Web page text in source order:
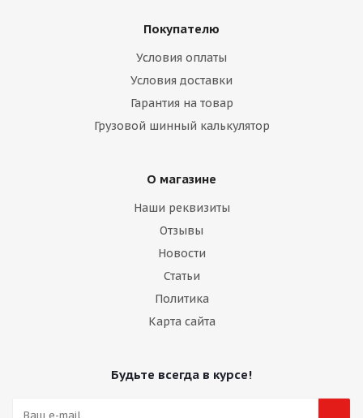
Покупателю
Условия оплаты
Условия доставки
Гарантия на товар
Грузовой шинный калькулятор
О магазине
Наши реквизиты
Отзывы
Новости
Статьи
Политика
Карта сайта
Будьте всегда в курсе!